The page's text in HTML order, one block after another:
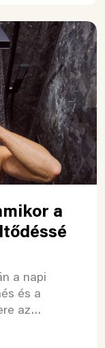
a
a napi
és a
az…